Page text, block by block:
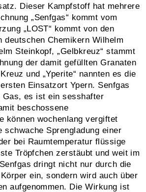
Dieser Kampfstoff hat mehrere
„Senfgas“ kommt vom
„LOST“ kommt von den
deutschen Chemikern Wilhelm
Steinkopf, „Gelbkreuz“ stammt
der damit gefüllten Granaten
und „Yperite“ nannten es die
Einsatzort Ypern. Senfgas
es ist ein sesshafter
beschossene
können wochenlang vergiftet
schwache Sprengladung einer
bei Raumtemperatur flüssige
Tröpfchen zerstäubt und weit im
dringt nicht nur durch die
ein, sondern wird auch über
aufgenommen. Die Wirkung ist